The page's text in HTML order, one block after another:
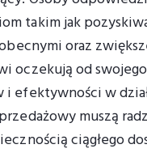
takim jak
oraz
oczekują od
efektywności w
muszą
ciągłego